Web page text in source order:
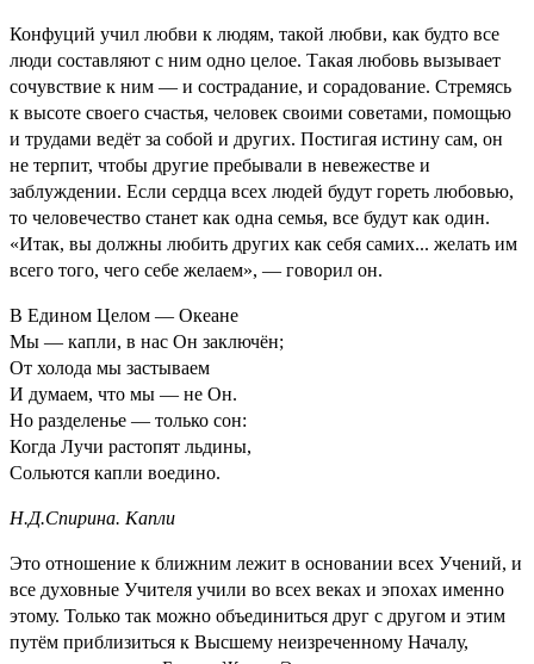
Конфуций учил любви к людям, такой любви, как будто все
люди составляют с ним одно целое. Такая любовь вызывает
сочувствие к ним — и сострадание, и сорадование. Стремясь
к высоте своего счастья, человек своими советами, помощью
и трудами ведёт за собой и других. Постигая истину сам, он
не терпит, чтобы другие пребывали в невежестве и
заблуждении. Если сердца всех людей будут гореть любовью,
то человечество станет как одна семья, все будут как один.
«Итак, вы должны любить других как себя самих... желать им
всего того, чего себе желаем», — говорил он.
В Едином Целом — Океане
Мы — капли, в нас Он заключён;
От холода мы застываем
И думаем, что мы — не Он.
Но разделенье — только сон:
Когда Лучи растопят льдины,
Сольются капли воедино.
Н.Д.Спирина. Капли
Это отношение к ближним лежит в основании всех Учений, и
все духовные Учителя учили во всех веках и эпохах именно
этому. Только так можно объединиться друг с другом и этим
путём приблизиться к Высшему неизреченному Началу,